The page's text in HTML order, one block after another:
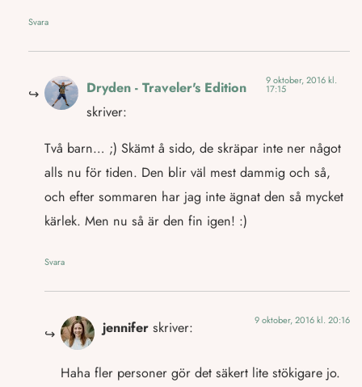
Svara
Dryden - Traveler's Edition
skriver:
9 oktober, 2016 kl.
17:15
Två barn… ;) Skämt å sido, de skräpar inte ner något
alls nu för tiden. Den blir väl mest dammig och så,
och efter sommaren har jag inte ägnat den så mycket
kärlek. Men nu så är den fin igen! :)
Svara
jennifer skriver: 9 oktober, 2016 kl. 20:16
Haha fler personer gör det säkert lite stökigare jo.